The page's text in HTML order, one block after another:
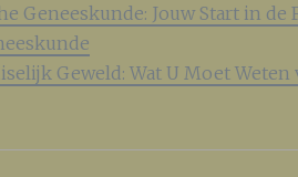
Geneeskunde: Jouw Start in de
Geweld: Wat U Moet Weten